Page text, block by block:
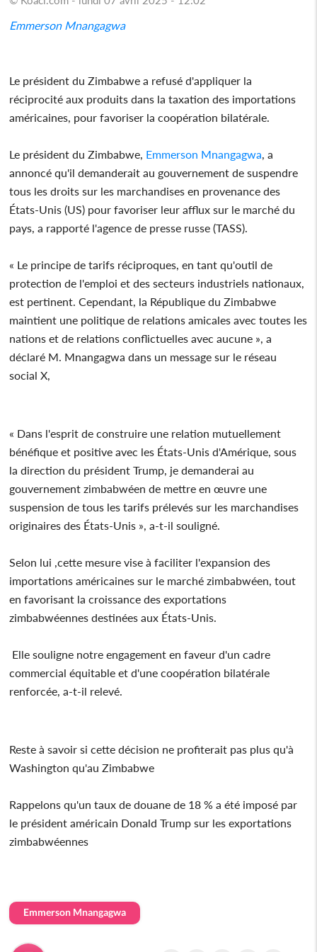
Emmerson Mnangagwa
Le président du Zimbabwe a refusé d'appliquer la
réciprocité aux produits dans la taxation des importations
américaines, pour favoriser la coopération bilatérale.
Le président du Zimbabwe, Emmerson Mnangagwa , a
annoncé qu'il demanderait au gouvernement de suspendre
tous les droits sur les marchandises en provenance des
États-Unis (US) pour favoriser leur afflux sur le marché du
pays, a rapporté l'agence de presse russe (TASS).
« Le principe de tarifs réciproques, en tant qu'outil de
protection de l'emploi et des secteurs industriels nationaux,
est pertinent. Cependant, la République du Zimbabwe
maintient une politique de relations amicales avec toutes les
nations et de relations conflictuelles avec aucune », a
déclaré M. Mnangagwa dans un message sur le réseau
social X,
« Dans l'esprit de construire une relation mutuellement
bénéfique et positive avec les États-Unis d'Amérique, sous
la direction du président Trump, je demanderai au
gouvernement zimbabwéen de mettre en œuvre une
suspension de tous les tarifs prélevés sur les marchandises
originaires des États-Unis », a-t-il souligné.
Selon lui ,cette mesure vise à faciliter l'expansion des
importations américaines sur le marché zimbabwéen, tout
en favorisant la croissance des exportations
zimbabwéennes destinées aux États-Unis.
Elle souligne notre engagement en faveur d'un cadre
commercial équitable et d'une coopération bilatérale
renforcée, a-t-il relevé.
Reste à savoir si cette décision ne profiterait pas plus qu'à
Washington qu'au Zimbabwe
Rappelons qu'un taux de douane de 18 % a été imposé par
le président américain Donald Trump sur les exportations
zimbabwéennes
Emmerson Mnangagwa